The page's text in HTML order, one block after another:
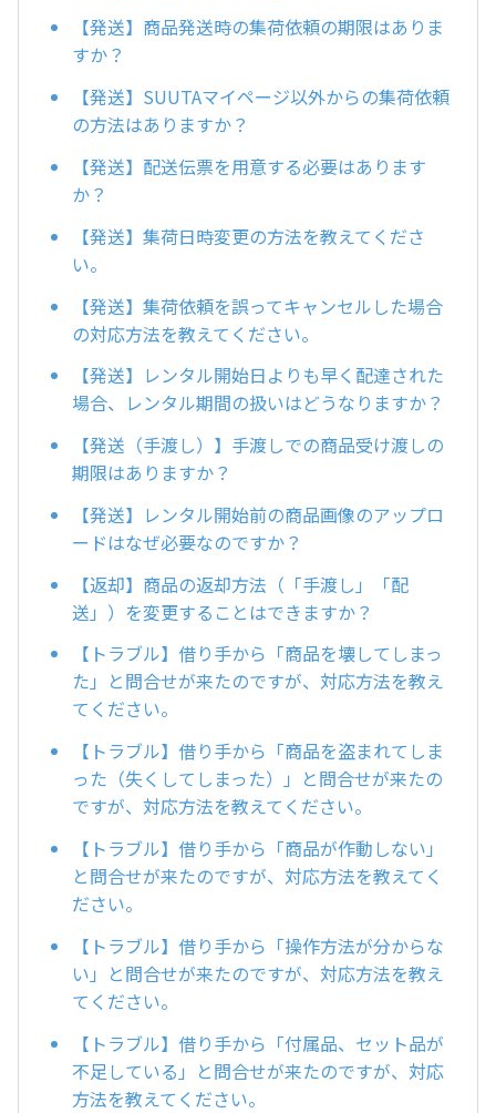
【発送】商品発送時の集荷依頼の期限はありま
すか？
【発送】SUUTAマイページ以外からの集荷依頼
の方法はありますか？
【発送】配送伝票を用意する必要はあります
か？
【発送】集荷日時変更の方法を教えてくださ
い。
【発送】集荷依頼を誤ってキャンセルした場合
の対応方法を教えてください。
【発送】レンタル開始日よりも早く配達された
場合、レンタル期間の扱いはどうなりますか？
【発送（手渡し）】手渡しでの商品受け渡しの
期限はありますか？
【発送】レンタル開始前の商品画像のアップロ
ードはなぜ必要なのですか？
【返却】商品の返却方法（「手渡し」「配
送」）を変更することはできますか？
【トラブル】借り手から「商品を壊してしまっ
た」と問合せが来たのですが、対応方法を教え
てください。
【トラブル】借り手から「商品を盗まれてしま
った（失くしてしまった）」と問合せが来たの
ですが、対応方法を教えてください。
【トラブル】借り手から「商品が作動しない」
と問合せが来たのですが、対応方法を教えてく
ださい。
【トラブル】借り手から「操作方法が分からな
い」と問合せが来たのですが、対応方法を教え
てください。
【トラブル】借り手から「付属品、セット品が
不足している」と問合せが来たのですが、対応
方法を教えてください。